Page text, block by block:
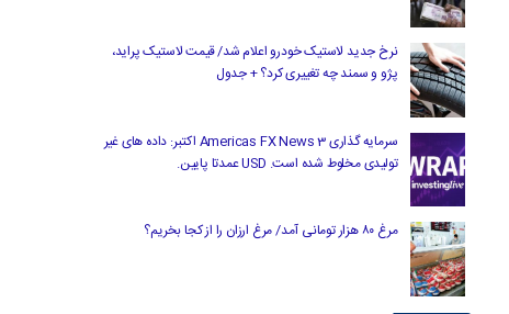
نرخ جدید لاستیک خودرو اعلام شد/ قیمت لاستیک پراید،
پژو و سمند چه تغییری کرد؟ + جدول
سرمایه گذاری Americas FX News 3 اکتبر: داده های غیر
تولیدی مخلوط شده است. USD عمدتا پایین.
مرغ ۸۰ هزار تومانی آمد/ مرغ ارزان را از کجا بخریم؟